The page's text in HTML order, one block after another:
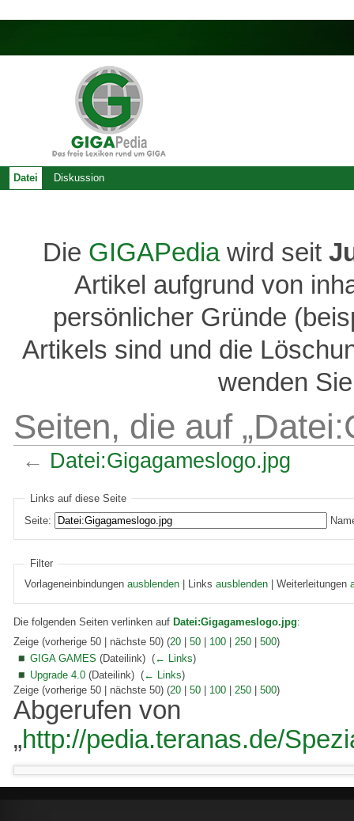
Die GIGAPediawird seit
Artikel aufgrund von
persönlicher Gründe
Artikels sind und die
wenden
Seiten, die auf
← Datei:Gigagameslogo.jpg
Links auf diese Seite
Seite:
Filter
Vorlageneinbindungenausblenden | Linksausblenden | Weiterleitungen
Die folgenden Seiten verlinken auf Datei:Gigagameslogo.jpg:
Zeige (vorherige 50 | nächste 50) (20 50 100 250 500)
GIGA GAMES (Dateilink) ‎(← Links)
Upgrade 4.0 (Dateilink) ‎(← Links)
Zeige (vorherige 50 | nächste 50) (20 50 100 250 500)
Abgerufen von
„http://pedia.teranas.de/
Datei Diskussion